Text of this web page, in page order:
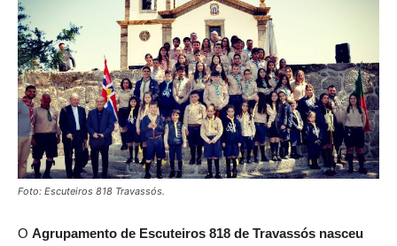
Foto: Escuteiros 818 Travassós.
O Agrupamento de Escuteiros 818 de Travassós nasceu